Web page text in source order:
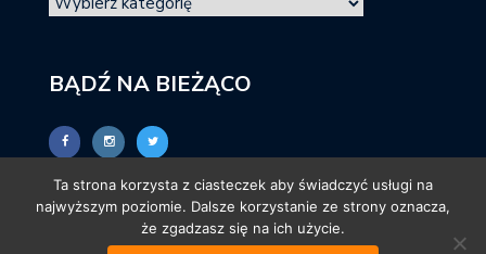
BĄDŹ NA BIEŻĄCO
Ta strona korzysta z ciasteczek aby świadczyć usługi na
najwyższym poziomie. Dalsze korzystanie ze strony oznacza,
że zgadzasz się na ich użycie.